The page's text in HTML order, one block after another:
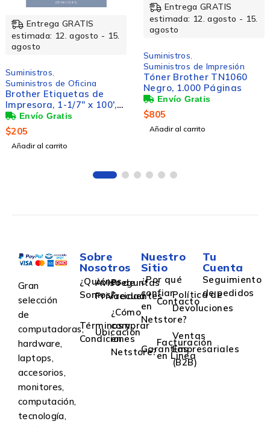
GRATIS
12. agosto - 15.
,
de Oficina
de
1-1/7'' x 100',
Entrega GRATIS
estimada: 12. agosto - 15.
,
Suministros de Impresión
Tóner Brother TN1060
Negro, 1.000 Páginas
Añadir al carrito
Gran
selección
de
computadoras,
hardware,
laptops,
accesorios,
monitores,
computación,
tecnología,
Sobre
Nosotros
¿Quiénes
Somos?
Aviso de
Privacidad
Preguntas
Frecuentes
Términos y
Condiciones
Ubicación
¿Cómo
comprar
en
Netstore?
Nuestro
Sitio
¿Por qué
confiar
en
Netstore?
Contacto
Política de
Devoluciones
Garantías
Facturación
en Linea
Ventas
Empresariales
(B2B)
Tu
Cuenta
Seguimiento
de pedidos